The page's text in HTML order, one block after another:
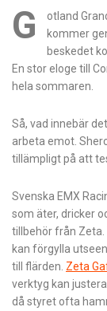
G
otland
kommer
beskedet
En stor eloge till
hela sommaren.
Så, vad innebär
arbeta emot.
tillämpligt på att
Svenska EMX
som äter, dricker
tillbehör från Zeta.
kan förgylla
till flärden. Zeta
verktyg kan
då styret ofta